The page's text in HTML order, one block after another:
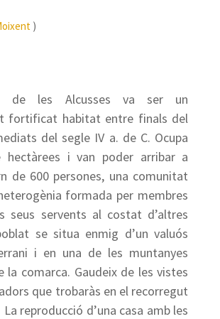
)
de les Alcusses va ser un
fortificat habitat entre finals del
del segle IV a. de C. Ocupa
hectàrees i van poder arribar a
de 600 persones, una comunitat
formada per membres
seus servents al costat d’altres
se situa enmig d’un valuós
i en una de les muntanyes
la comarca. Gaudeix de les vistes
que trobaràs en el recorregut
reproducció d’una casa amb les